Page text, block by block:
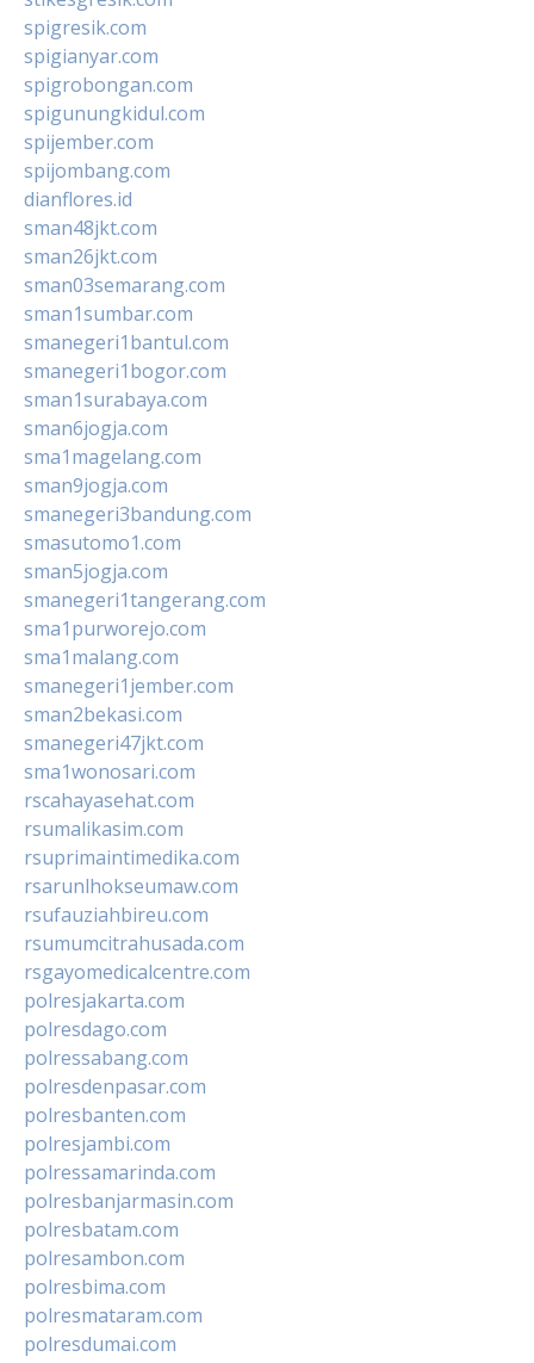
spigresik.com
spigianyar.com
spigrobongan.com
spigunungkidul.com
spijember.com
spijombang.com
dianflores.id
sman48jkt.com
sman26jkt.com
sman03semarang.com
sman1sumbar.com
smanegeri1bantul.com
smanegeri1bogor.com
sman1surabaya.com
sman6jogja.com
sma1magelang.com
sman9jogja.com
smanegeri3bandung.com
smasutomo1.com
sman5jogja.com
smanegeri1tangerang.com
sma1purworejo.com
sma1malang.com
smanegeri1jember.com
sman2bekasi.com
smanegeri47jkt.com
sma1wonosari.com
rscahayasehat.com
rsumalikasim.com
rsuprimaintimedika.com
rsarunlhokseumaw.com
rsufauziahbireu.com
rsumumcitrahusada.com
rsgayomedicalcentre.com
polresjakarta.com
polresdago.com
polressabang.com
polresdenpasar.com
polresbanten.com
polresjambi.com
polressamarinda.com
polresbanjarmasin.com
polresbatam.com
polresambon.com
polresbima.com
polresmataram.com
polresdumai.com